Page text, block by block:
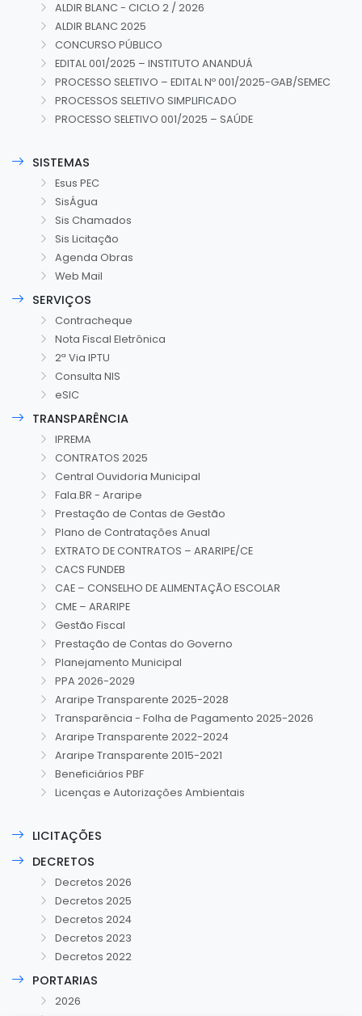
ALDIR BLANC - CICLO 2 / 2026
ALDIR BLANC 2025
CONCURSO PÚBLICO
EDITAL 001/2025 – INSTITUTO ANANDUÁ
PROCESSO SELETIVO – EDITAL Nº 001/2025-GAB/SEMEC
PROCESSOS SELETIVO SIMPLIFICADO
PROCESSO SELETIVO 001/2025 – SAÚDE
SISTEMAS
Esus PEC
SisÁgua
Sis Chamados
Sis Licitação
Agenda Obras
Web Mail
SERVIÇOS
Contracheque
Nota Fiscal Eletrônica
2ª Via IPTU
Consulta NIS
eSIC
TRANSPARÊNCIA
IPREMA
CONTRATOS 2025
Central Ouvidoria Municipal
Fala.BR - Araripe
Prestação de Contas de Gestão
Plano de Contratações Anual
EXTRATO DE CONTRATOS – ARARIPE/CE
CACS FUNDEB
CAE – CONSELHO DE ALIMENTAÇÃO ESCOLAR
CME – ARARIPE
Gestão Fiscal
Prestação de Contas do Governo
Planejamento Municipal
PPA 2026-2029
Araripe Transparente 2025-2028
Transparência - Folha de Pagamento 2025-2026
Araripe Transparente 2022-2024
Araripe Transparente 2015-2021
Beneficiários PBF
Licenças e Autorizações Ambientais
LICITAÇÕES
DECRETOS
Decretos 2026
Decretos 2025
Decretos 2024
Decretos 2023
Decretos 2022
PORTARIAS
2026